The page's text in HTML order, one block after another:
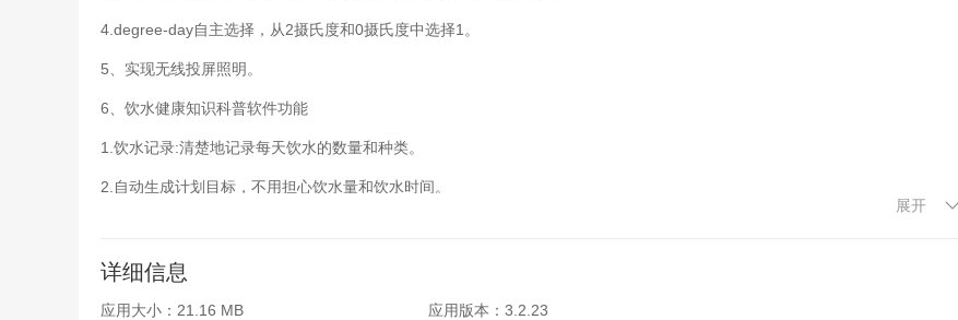
4.degree-day自主选择，从2摄氏度和0摄氏度中选择1。
5、实现无线投屏照明。
6、饮水健康知识科普软件功能
1.饮水记录:清楚地记录每天饮水的数量和种类。
2.自动生成计划目标，不用担心饮水量和饮水时间。
4.根据你的性别和体重，估计你每天的用水量，并根据时间进行分配。
5.智能健康分析模式让用户每天都能喝到健康的水。
展开
详细信息
应用大小：21.16 MB
应用版本：3.2.23